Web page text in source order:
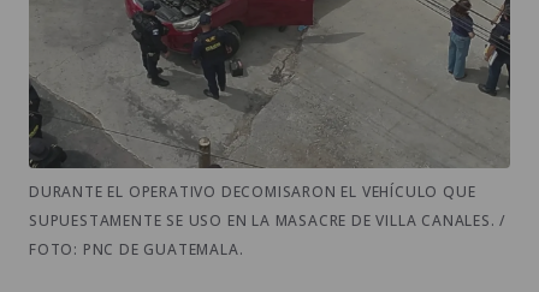
DURANTE EL OPERATIVO DECOMISARON EL VEHÍCULO QUE
SUPUESTAMENTE SE USO EN LA MASACRE DE VILLA CANALES. /
FOTO: PNC DE GUATEMALA.
Síguenos en WhatsApp